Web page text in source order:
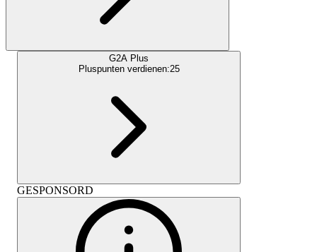
G2A Plus
Pluspunten verdienen:25
GESPONSORD